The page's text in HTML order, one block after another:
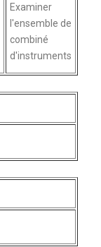
Examiner
l'ensemble de
combiné
d'instruments